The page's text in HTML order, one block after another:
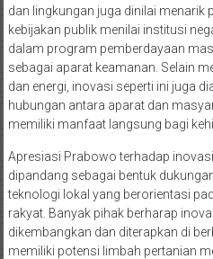
dan lingkungan juga dinilai menarik
kebijakan publik menilai institusi
dalam program pemberdayaan
sebagai aparat keamanan. Selain
dan energi, inovasi seperti ini juga
hubungan antara aparat dan
memiliki manfaat langsung bagi
Apresiasi Prabowo terhadap
dipandang sebagai bentuk
teknologi lokal yang berorientasi
rakyat. Banyak pihak berharap
dikembangkan dan diterapkan di
memiliki potensi limbah pertanian